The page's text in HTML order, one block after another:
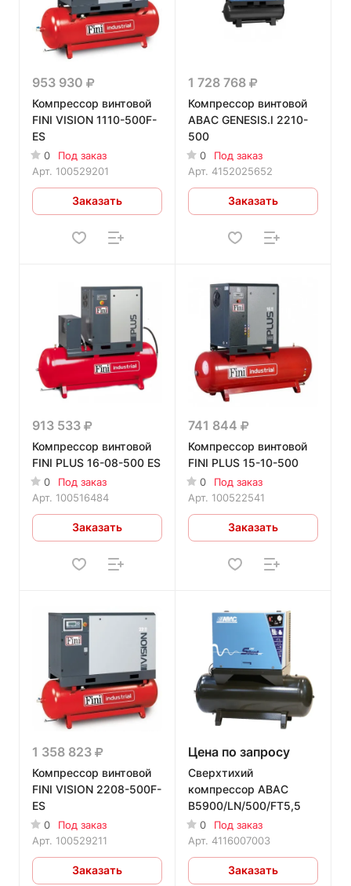
953 930
Компрессор винтовой
FINI VISION 1110-500F-
ES
0
Под заказ
Арт. 100529201
Заказать
1 728 768
Компрессор винтовой
ABAC GENESIS.I 2210-
500
0
Под заказ
Арт. 4152025652
Заказать
913 533
Компрессор винтовой
FINI PLUS 16-08-500 ES
0
Под заказ
Арт. 100516484
Заказать
741 844
Компрессор винтовой
FINI PLUS 15-10-500
0
Под заказ
Арт. 100522541
Заказать
1 358 823
Компрессор винтовой
FINI VISION 2208-500F-
ES
0
Под заказ
Арт. 100529211
Заказать
Цена по запросу
Сверхтихий
компрессор ABAC
B5900/LN/500/FT5,5
0
Под заказ
Арт. 4116007003
Заказать